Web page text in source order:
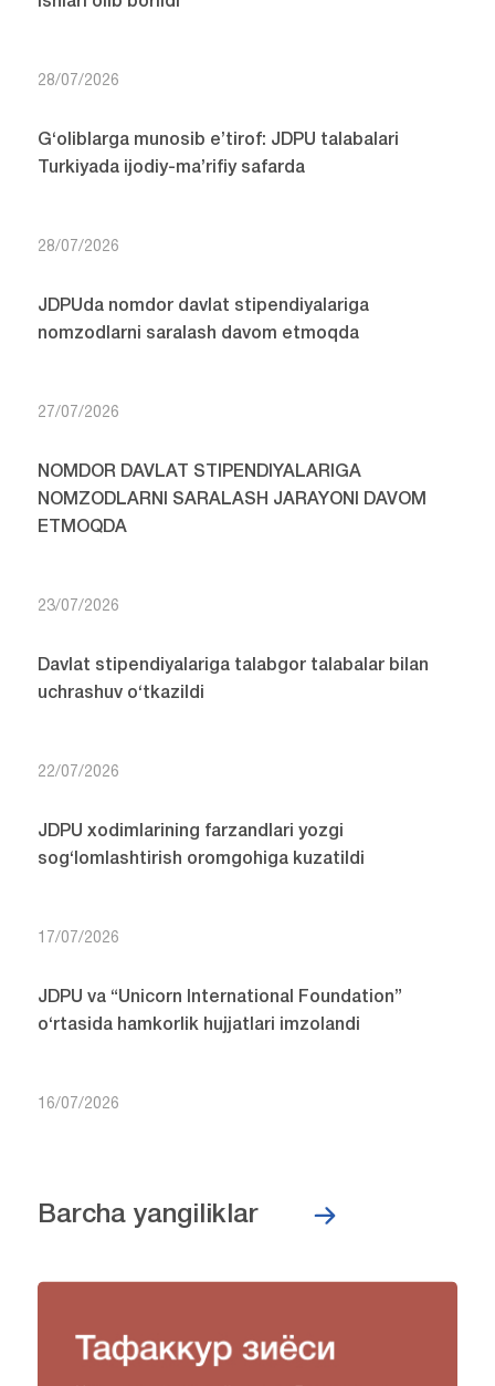
28/07/2026
G‘oliblarga munosib e’tirof: JDPU talabalari
Turkiyada ijodiy-ma’rifiy safarda
28/07/2026
JDPUda nomdor davlat stipendiyalariga
nomzodlarni saralash davom etmoqda
27/07/2026
NOMDOR DAVLAT STIPENDIYALARIGA
NOMZODLARNI SARALASH JARAYONI DAVOM
ETMOQDA
23/07/2026
Davlat stipendiyalariga talabgor talabalar bilan
uchrashuv o‘tkazildi
22/07/2026
JDPU xodimlarining farzandlari yozgi
sog‘lomlashtirish oromgohiga kuzatildi
17/07/2026
JDPU va “Unicorn International Foundation”
o‘rtasida hamkorlik hujjatlari imzolandi
16/07/2026
Barcha yangiliklar